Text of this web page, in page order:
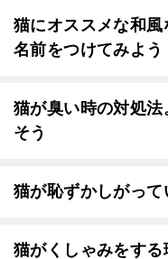
猫にオススメな和
名前をつけてみよう
猫が臭い時の対処
そう
猫が恥ずかしがっ
猫がくしゃみをす